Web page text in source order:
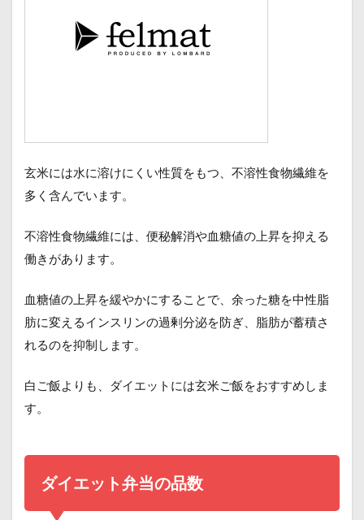
玄米には水に溶けにくい性質をもつ、不溶性食物繊維を
多く含んでいます。
不溶性食物繊維には、便秘解消や血糖値の上昇を抑える
働きがあります。
血糖値の上昇を緩やかにすることで、余った糖を中性脂
肪に変えるインスリンの過剰分泌を防ぎ、脂肪が蓄積さ
れるのを抑制します。
白ご飯よりも、ダイエットには玄米ご飯をおすすめしま
す。
ダイエット弁当の品数